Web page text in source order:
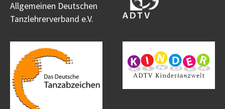
Allgemeinen Deutschen
Tanzlehrerverband e.V.